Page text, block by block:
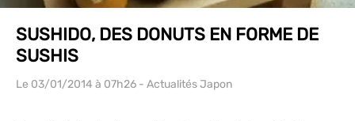
SUSHIDO, DES DONUTS EN FORME DE
SUSHIS
Le 03/01/2014 à 07h26 - Actualités Japon